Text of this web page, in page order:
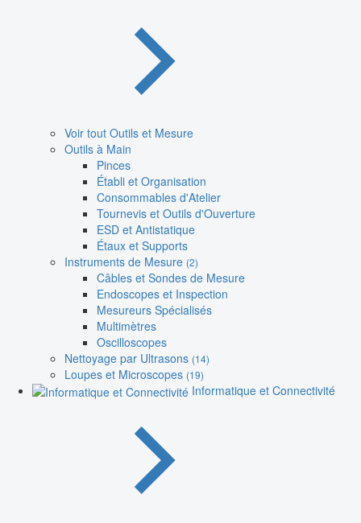
Voir tout Outils et Mesure
Outils à Main
Pinces
Établi et Organisation
Consommables d'Atelier
Tournevis et Outils d'Ouverture
ESD et Antistatique
Étaux et Supports
Instruments de Mesure (2)
Câbles et Sondes de Mesure
Endoscopes et Inspection
Mesureurs Spécialisés
Multimètres
Oscilloscopes
Nettoyage par Ultrasons (14)
Loupes et Microscopes (19)
Informatique et Connectivité